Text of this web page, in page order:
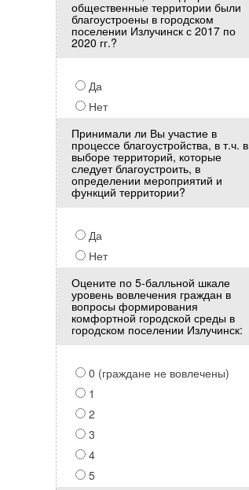
общественные территории были
благоустроены в городском
поселении Излучинск с 2017 по
2020 гг.?
Да
Нет
Принимали ли Вы участие в
процессе благоустройства, в т.ч. в
выборе территорий, которые
следует благоустроить, в
определении мероприятий и
функций территории?
Да
Нет
Оцените по 5-балльной шкале
уровень вовлечения граждан в
вопросы формирования
комфортной городской среды в
городском поселении Излучинск:
0 (граждане не вовлечены)
1
2
3
4
5